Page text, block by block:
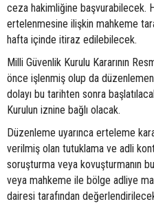
ceza hakimliğine başvurabilecek.
ertelenmesine ilişkin mahkeme
hafta içinde itiraz edilebilecek.
Milli Güvenlik Kurulu Kararının
önce işlenmiş olup da
dolayı bu tarihten sonra
Kurulun iznine bağlı olacak.
Düzenleme uyarınca erteleme
verilmiş olan tutuklama ve adli
soruşturma veya kovuşturmanın
veya mahkeme ile bölge adliye
dairesi tarafından